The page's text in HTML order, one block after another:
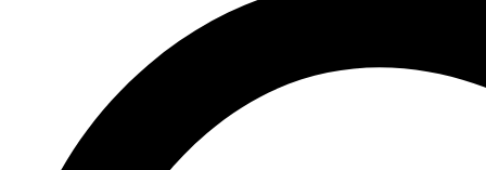
Узбекистан
Ульяновск
Ярославль